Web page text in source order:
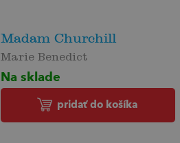
Madam Churchill
Marie Benedict
Na sklade
pridať do košíka